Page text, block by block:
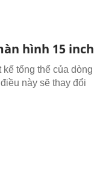
hình 15 inch
tổng thể của dòng
này sẽ thay đổi